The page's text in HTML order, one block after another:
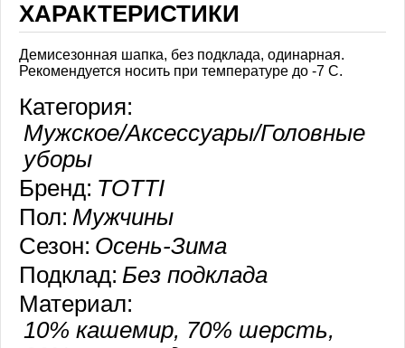
ХАРАКТЕРИСТИКИ
Демисезонная шапка, без подклада, одинарная.
Рекомендуется носить при температуре до -7 С.
Категория:
Мужское/Аксессуары/Головные
уборы
Бренд: TOTTI
Пол: Мужчины
Сезон: Осень-Зима
Подклад: Без подклада
Материал:
10% кашемир, 70% шерсть,